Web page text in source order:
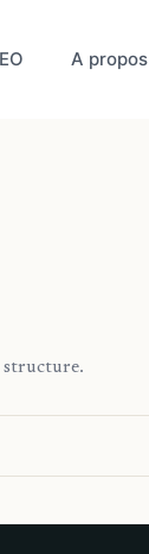
A propos
structure.